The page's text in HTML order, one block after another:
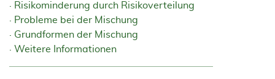
Risikominderung durch Risikoverteilung
Probleme bei der Mischung
Grundformen der Mischung
Weitere Informationen